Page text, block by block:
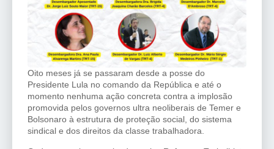
Oito meses já se passaram desde a posse do
Presidente Lula no comando da República e até o
momento nenhuma ação concreta contra a implosão
promovida pelos governos ultra neoliberais de Temer e
Bolsonaro à estrutura de proteção social, do sistema
sindical e dos direitos da classe trabalhadora.